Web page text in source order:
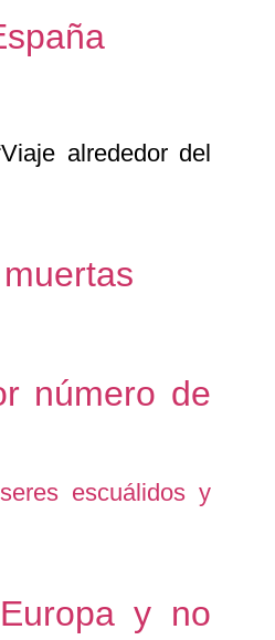
alrededor del
número de
y no